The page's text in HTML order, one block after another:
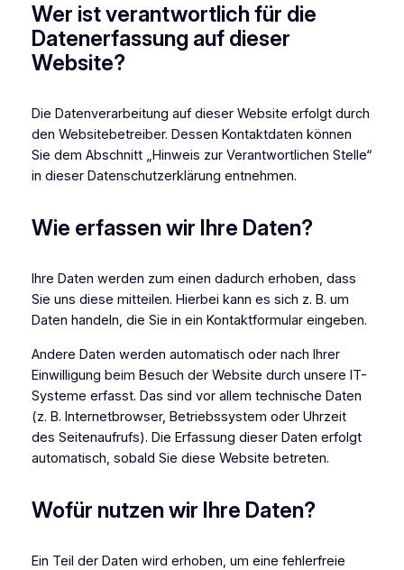
Wer ist verantwortlich für die
Datenerfassung auf dieser
Website?
Die Datenverarbeitung auf dieser Website erfolgt durch
den Websitebetreiber. Dessen Kontaktdaten können
Sie dem Abschnitt „Hinweis zur Verantwortlichen Stelle“
in dieser Datenschutzerklärung entnehmen.
Wie erfassen wir Ihre Daten?
Ihre Daten werden zum einen dadurch erhoben, dass
Sie uns diese mitteilen. Hierbei kann es sich z. B. um
Daten handeln, die Sie in ein Kontaktformular eingeben.
Andere Daten werden automatisch oder nach Ihrer
Einwilligung beim Besuch der Website durch unsere IT-
Systeme erfasst. Das sind vor allem technische Daten
(z. B. Internetbrowser, Betriebssystem oder Uhrzeit
des Seitenaufrufs). Die Erfassung dieser Daten erfolgt
automatisch, sobald Sie diese Website betreten.
Wofür nutzen wir Ihre Daten?
Ein Teil der Daten wird erhoben, um eine fehlerfreie